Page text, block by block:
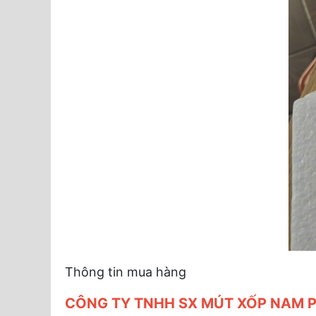
Thông tin mua hàng
CÔNG TY TNHH SX MÚT XỐP NAM